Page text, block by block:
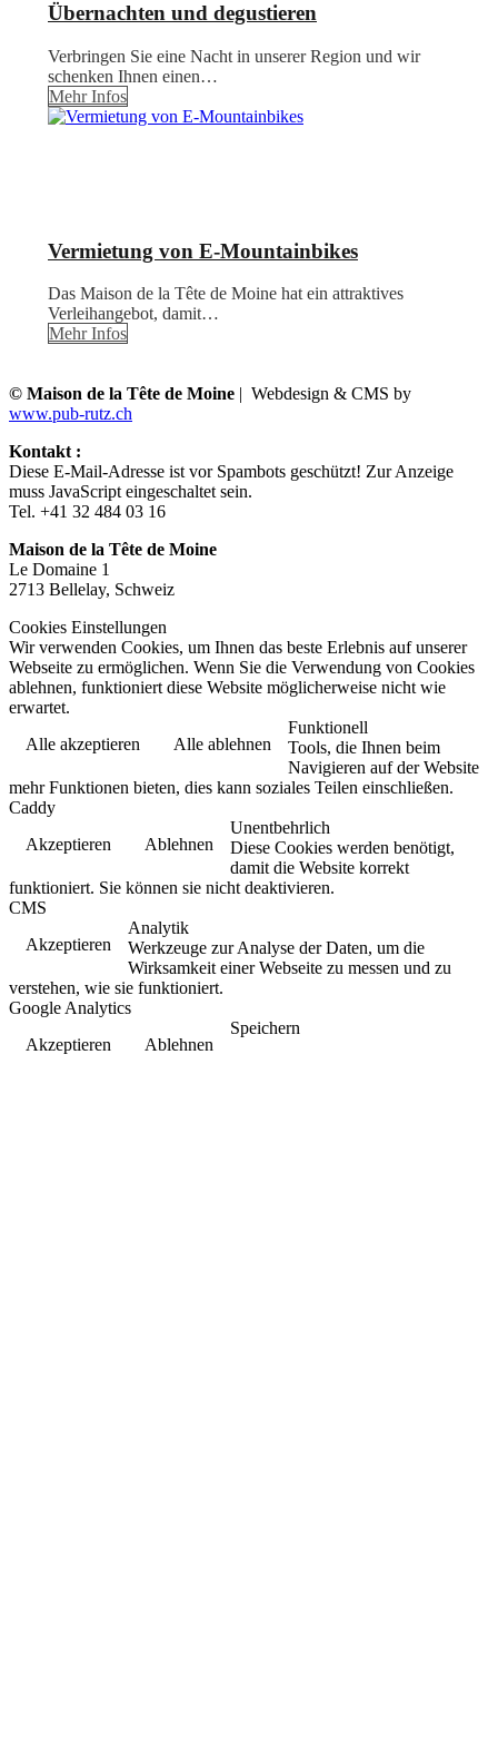
Übernachten und degustieren
Verbringen Sie eine Nacht in unserer Region und wir
schenken Ihnen einen…
Mehr Infos
Vermietung von E-Mountainbikes
Das Maison de la Tête de Moine hat ein attraktives
Verleihangebot, damit…
Mehr Infos
© Maison de la Tête de Moine | Webdesign & CMS by
www.pub-rutz.ch
Kontakt :
Diese E-Mail-Adresse ist vor Spambots geschützt! Zur Anzeige
muss JavaScript eingeschaltet sein.
Tel. +41 32 484 03 16
Maison de la Tête de Moine
Le Domaine 1
2713 Bellelay, Schweiz
Cookies Einstellungen
Wir verwenden Cookies, um Ihnen das beste Erlebnis auf unserer
Webseite zu ermöglichen. Wenn Sie die Verwendung von Cookies
ablehnen, funktioniert diese Website möglicherweise nicht wie
erwartet.
Alle akzeptieren
Alle ablehnen
Funktionell
Tools, die Ihnen beim
Navigieren auf der Website
mehr Funktionen bieten, dies kann soziales Teilen einschließen.
Caddy
Akzeptieren
Ablehnen
Unentbehrlich
Diese Cookies werden benötigt,
damit die Website korrekt
funktioniert. Sie können sie nicht deaktivieren.
CMS
Akzeptieren
Analytik
Werkzeuge zur Analyse der Daten, um die
Wirksamkeit einer Webseite zu messen und zu
verstehen, wie sie funktioniert.
Google Analytics
Akzeptieren
Ablehnen
Speichern